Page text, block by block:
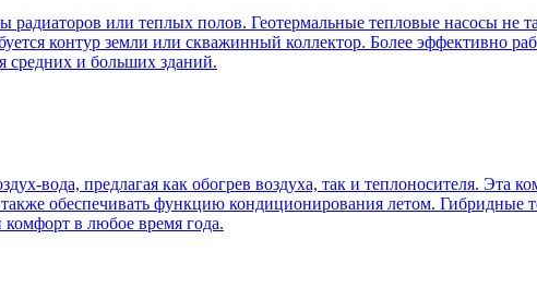
или теплых полов. Геотермальные тепловые насосы не
контур земли или скважинный коллектор. Более эффективно
средних и больших зданий.
вода, предлагая как обогрев воздуха, так и теплоносителя. Эта
также обеспечивать функцию кондиционирования летом. Гибридные
комфорт в любое время года.